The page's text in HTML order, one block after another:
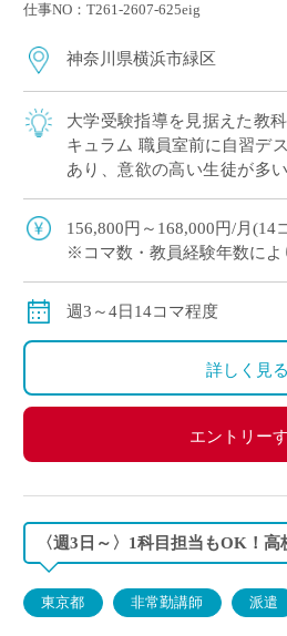
仕事NO：T261-2607-625eig
神奈川県横浜市緑区
大学受験指導を見据えた教
キュラム 職員室前に自習デ
あり、意欲の高い生徒が多
る先生を募集します
156,800円～168,000円/月(14
※コマ数・教員経験年数によ
週3～4日14コマ程度
詳しく見る
エントリー
〈週3日～〉1科目担当もOK！
東京都 非常勤講師 派遣